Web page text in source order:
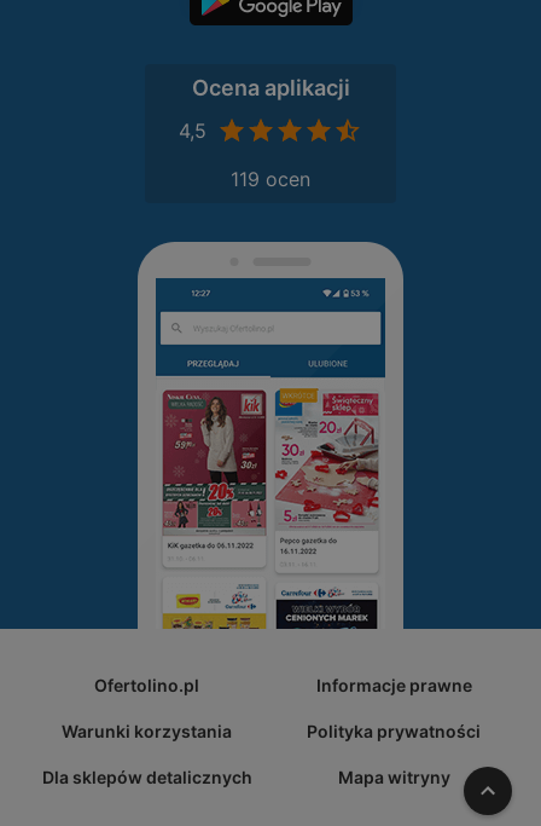
Ocena aplikacji
4,5
119 ocen
Ofertolino.pl Informacje prawne
Warunki korzystania Polityka prywatności
Dla sklepów detalicznych Mapa witryny W